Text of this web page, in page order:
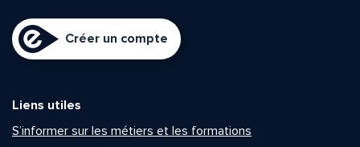
Créer un compte
Liens utiles
S’informer sur les métiers et les formations